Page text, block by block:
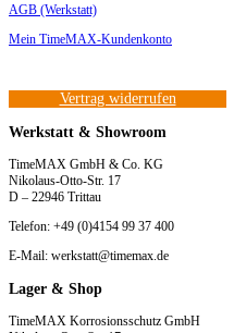
AGB (Werkstatt)
Mein TimeMAX-Kundenkonto
Vertrag widerrufen
Werkstatt & Showroom
TimeMAX GmbH & Co. KG
Nikolaus-Otto-Str. 17
D – 22946 Trittau
Telefon: +49 (0)4154 99 37 400
E-Mail: werkstatt@timemax.de
Lager & Shop
TimeMAX Korrosionsschutz GmbH